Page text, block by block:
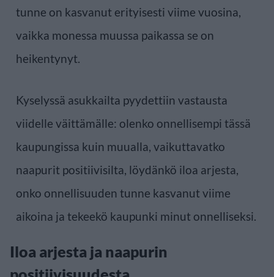
tunne on kasvanut erityisesti viime vuosina,
vaikka monessa muussa paikassa se on
heikentynyt.
Kyselyssä asukkailta pyydettiin vastausta
viidelle väittämälle: olenko onnellisempi tässä
kaupungissa kuin muualla, vaikuttavatko
naapurit positiivisilta, löydänkö iloa arjesta,
onko onnellisuuden tunne kasvanut viime
aikoina ja tekeekö kaupunki minut onnelliseksi.
Iloa arjesta ja naapurin